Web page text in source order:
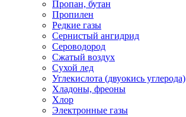
Пропан, бутан
Пропилен
Редкие газы
Сернистый ангидрид
Сероводород
Сжатый воздух
Сухой лед
Углекислота (двуокись углерода)
Хладоны, фреоны
Хлор
Электронные газы